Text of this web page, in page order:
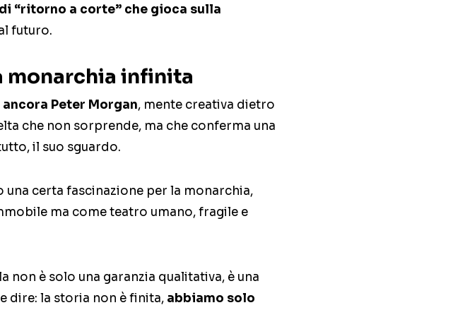
“ritorno a corte” che gioca sulla
futuro.
monarchia infinita
ancora Peter Morgan, mente creativa dietro
che non sorprende, ma che conferma una
il suo sguardo.
una certa fascinazione per la monarchia,
ma come teatro umano, fragile e
non è solo una garanzia qualitativa, è una
dire: la storia non è finita, abbiamo solo